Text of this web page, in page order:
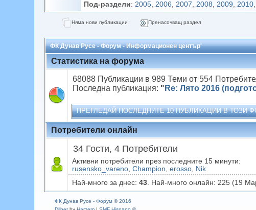
Под-раздели:2005,2006,2007,2008,2009,2010
Няма нови публикации Пренасочващ раздел
ФК Дунав Русе - Форум - Информационен център'
Статистика на форума
68088 Публикации в 989 Теми от 554
Последна публикация: " Re: Лято 2016
ПРЕГЛЕДАЙ ПОСЛЕДНИТЕ 10 ПУБЛИКАЦИИ В ТОЗИ
Потребители онлайн
34 Гости, 4 Потребители
Активни потребители през последните 15 минути:
rusensko_vareno, Champion, erosso, Nik
Най-много за днес: 43 . Най-много онлайн: 225 (19
ФК Дунав Русе - Форум © 2016